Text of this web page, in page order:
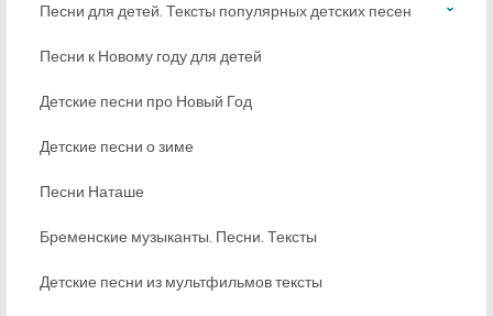
Песни для детей. Тексты популярных детских песен
Песни к Новому году для детей
Детские песни про Новый Год
Детские песни о зиме
Песни Наташе
Бременские музыканты. Песни. Тексты
Детские песни из мультфильмов тексты